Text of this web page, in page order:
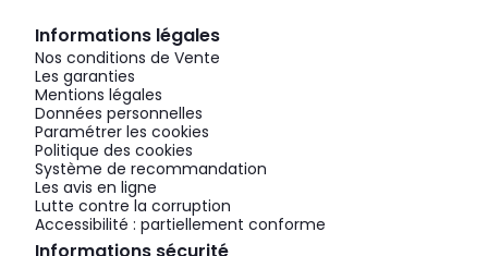
Informations légales
Nos conditions de Vente
Les garanties
Mentions légales
Données personnelles
Paramétrer les cookies
Politique des cookies
Système de recommandation
Les avis en ligne
Lutte contre la corruption
Accessibilité : partiellement conforme